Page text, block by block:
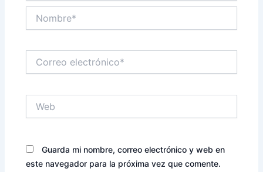
electrónico*
Guarda mi nombre, correo electrónico y web en
este navegador para la próxima vez que comente.